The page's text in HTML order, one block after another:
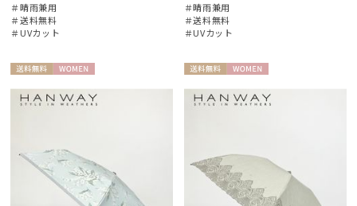
＃晴雨兼用
＃送料無料
＃UVカット
＃晴雨兼用
＃送料無料
＃UVカット
料
N
料
N